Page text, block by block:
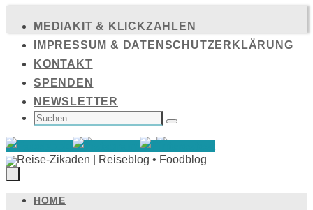
Inhalt
springen
MEDIAKIT & KLICKZAHLEN
IMPRESSUM & DATENSCHUTZERKLÄRUNG
KONTAKT
SPENDEN
NEWSLETTER
SUCHEN
NACH: Suchen
Zum
HOME